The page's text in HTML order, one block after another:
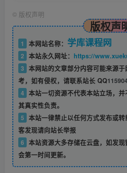
© 版权声明
版权声
1 本网站名称： 学库课程网
2 本站永久网址： https://
3 本网站的文章部分内容可能来源
考，如有侵权，请联系站长 QQ
4 本站一切资源不代表本站立场，
其真实性负责。
5 本站一律禁止以任何方式发布或
客发现请向站长举报
6 本站资源大多存储在云盘，如发
会第一时间更新。